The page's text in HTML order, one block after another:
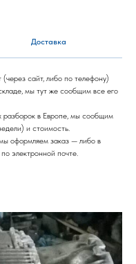
Доставка
сайт, либо по телефону)
мы тут же сообщим все его
разборок в Европе, мы сообщим
и стоимость.
оформляем заказ — либо в
электронной почте.